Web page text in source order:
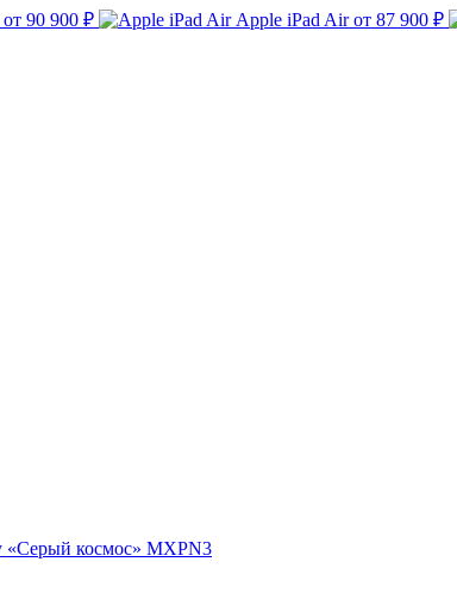
от 90 900 ₽ Apple iPad Air от 87 900 ₽